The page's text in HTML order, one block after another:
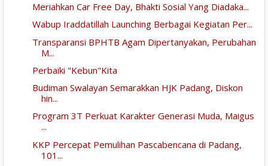
Meriahkan Car Free Day, Bhakti Sosial Yang Diadaka...
Wabup Iraddatillah Launching Berbagai Kegiatan Per...
Transparansi BPHTB Agam Dipertanyakan, Perubahan
M...
Perbaiki "Kebun"Kita
Budiman Swalayan Semarakkan HJK Padang, Diskon
hin...
Program 3T Perkuat Karakter Generasi Muda, Maigus
...
KKP Percepat Pemulihan Pascabencana di Padang,
101...